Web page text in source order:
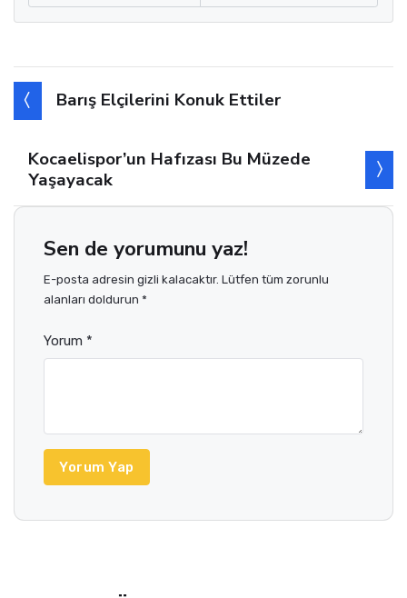
Barış Elçilerini Konuk Ettiler
Kocaelispor’un Hafızası Bu Müzede
Yaşayacak
Sen de yorumunu yaz!
E-posta adresin gizli kalacaktır. Lütfen tüm zorunlu
alanları doldurun *
Yorum *
Yorum Yap